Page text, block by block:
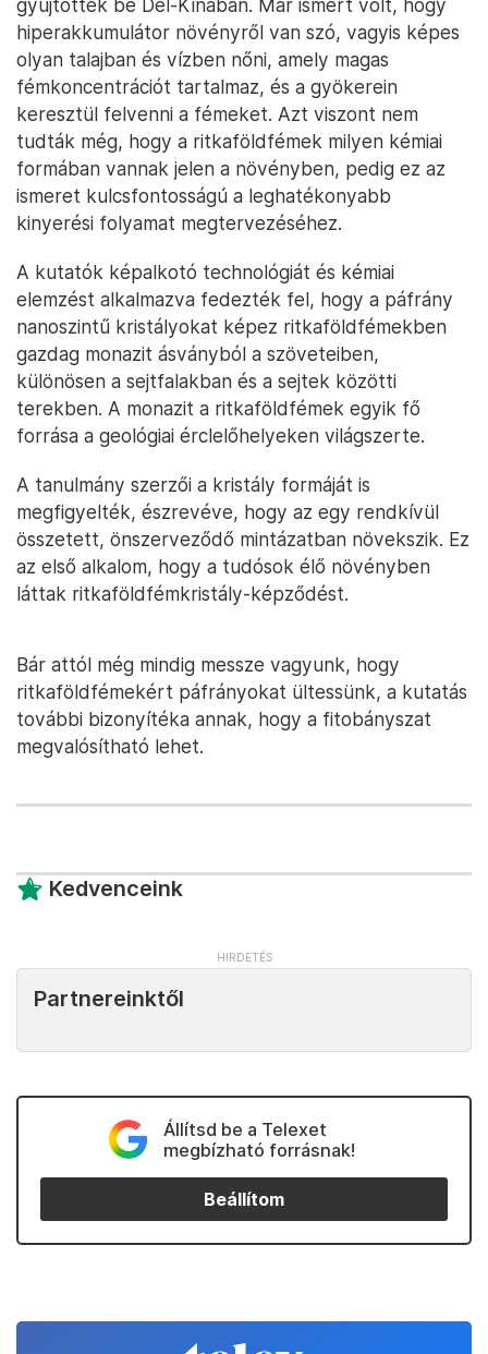
gyűjtöttek be Dél-Kínában. Már ismert volt, hogy
hiperakkumulátor növényről van szó, vagyis képes
olyan talajban és vízben nőni, amely magas
fémkoncentrációt tartalmaz, és a gyökerein
keresztül felvenni a fémeket. Azt viszont nem
tudták még, hogy a ritkaföldfémek milyen kémiai
formában vannak jelen a növényben, pedig ez az
ismeret kulcsfontosságú a leghatékonyabb
kinyerési folyamat megtervezéséhez.
A kutatók képalkotó technológiát és kémiai
elemzést alkalmazva fedezték fel, hogy a páfrány
nanoszintű kristályokat képez ritkaföldfémekben
gazdag monazit ásványból a szöveteiben,
különösen a sejtfalakban és a sejtek közötti
terekben. A monazit a ritkaföldfémek egyik fő
forrása a geológiai érclelőhelyeken világszerte.
A tanulmány szerzői a kristály formáját is
megfigyelték, észrevéve, hogy az egy rendkívül
összetett, önszerveződő mintázatban növekszik. Ez
az első alkalom, hogy a tudósok élő növényben
láttak ritkaföldfémkristály-képződést.
Bár attól még mindig messze vagyunk, hogy
ritkaföldfémekért páfrányokat ültessünk, a kutatás
további bizonyítéka annak, hogy a fitobányszat
megvalósítható lehet.
Kedvenceink
Partnereinktől
Állítsd be a Telexet
megbízható forrásnak!
Beállítom